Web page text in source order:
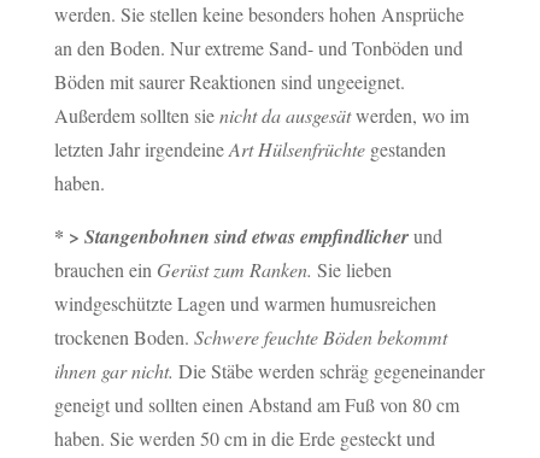
werden. Sie stellen keine besonders hohen Ansprüche
an den Boden. Nur extreme Sand- und Tonböden und
Böden mit saurer Reaktionen sind ungeeignet.
Außerdem sollten sienicht da ausgesätwerden, wo im
letzten Jahr irgendeineArt Hülsenfrüchtegestanden
haben.
* > Stangenbohnen sind etwas empfindlicherund
brauchen ein Gerüst zum Ranken. Sie lieben
windgeschützte Lagen und warmen humusreichen
trockenen Boden. Schwere feuchte Böden bekommt
ihnen gar nicht. Die Stäbe werden schräg gegeneinander
geneigt und sollten einen Abstand am Fuß von 80 cm
haben. Sie werden 50 cm in die Erde gesteckt und